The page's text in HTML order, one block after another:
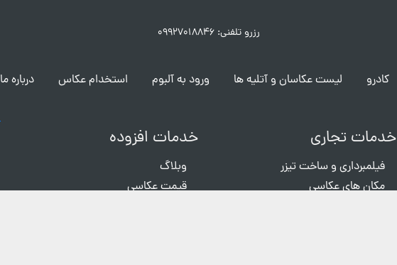
رزرو تلفنی: ۰۹۹۲۷۰۱۸۸۴۶
کادرو لیست عکاسان و آتلیه ها ورود به آلبوم استخدام عکاس درباره ما
خدمات تجاری
فیلمبرداری و ساخت تیزر
مکان های عکاسی
خدمات افزوده
وبلاگ
قیمت عکاسی